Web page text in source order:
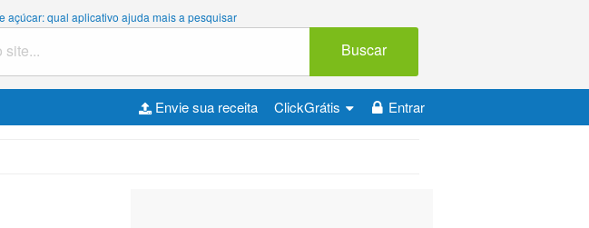
açúcar: qual aplicativo ajuda mais a pesquisar
Buscar
Entrar
ClickGrátis
Envie sua receita